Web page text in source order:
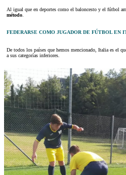
Al igual que en deportes como el baloncesto y el fútbol
método
FEDERARSE COMO JUGADOR DE FÚTBOL EN
De todos los países que hemos mencionado, Italia es el
a sus categorías inferiores.